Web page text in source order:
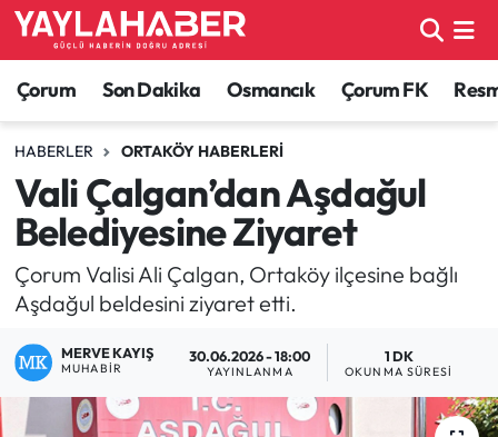
Çorum Son Dakika Osmancık Çorum FK
HABERLER ORTAKÖY HABERLERI
Vali Çalgan’dan Aşdağul
Belediyesine Ziyaret
Çorum Valisi Ali Çalgan, Ortaköy ilçesine bağlı
Aşdağul beldesini ziyaret etti.
MERVE KAYIŞ
MUHABIR
30.06.2026 - 18:00
YAYINLANMA
1 DK
OKUNMA SÜRESI
Alaca Haberleri
Bayat Haberleri
Bilgi - Keşfet Haberleri
Bilim ve Teknoloji
Boğazkale Haberleri
Çorum Haberleri
Çorum Son Dakika Haberleri
Çorum Nöbetçi Eczaneler
Çorum Hava Durumu
Çorum Namaz Vakitleri
Çorum Trafik Yoğunluk Haritası
TFF 1.Lig Puan Durumu ve Fikstür
Tüm Manşetler
Son Dakika Haberleri